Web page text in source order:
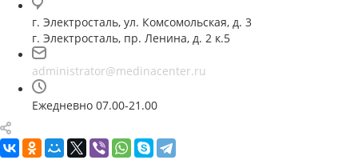
г. Электросталь, ул. Комсомольская, д. 3
г. Электросталь, пр. Ленина, д. 2 к.5
administrator@medinacenter.ru
Ежедневно 07.00-21.00